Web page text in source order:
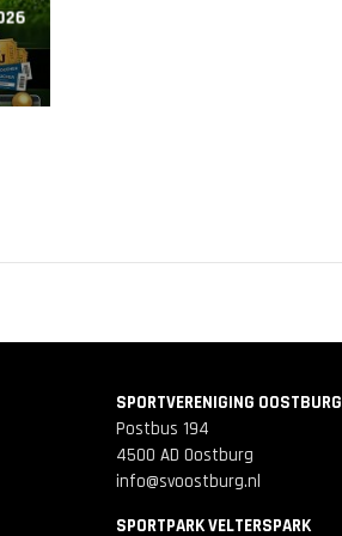
SPORTVERENIGING OOSTBURG
Postbus 194
4500 AD Oostburg
info@svoostburg.nl
SPORTPARK VELTERSPARK